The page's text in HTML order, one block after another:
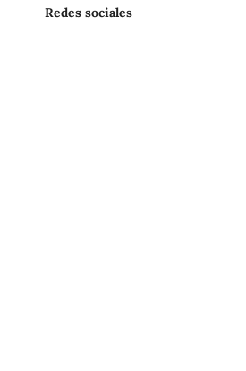
Redes sociales